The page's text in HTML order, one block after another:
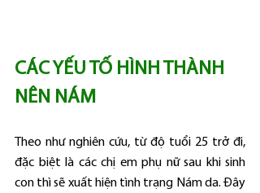
CÁC YẾU TỐ HÌNH THÀNH
NÊN NÁM
Theo như nghiên cứu, từ độ tuổi 25 trở đi,
đặc biệt là các chị em phụ nữ sau khi sinh
con thì sẽ xuất hiện tình trạng Nám da. Đây